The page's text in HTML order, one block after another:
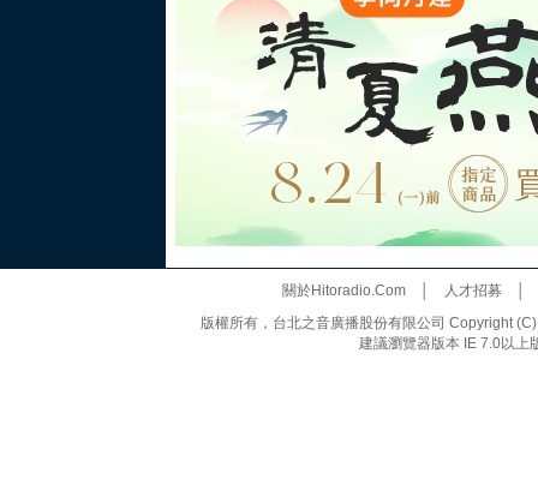
關於Hitoradio.Com│ 人才招募
版權所有，台北之音廣播股份有限公司 Copyright
建議瀏覽器版本 IE 7.0以上